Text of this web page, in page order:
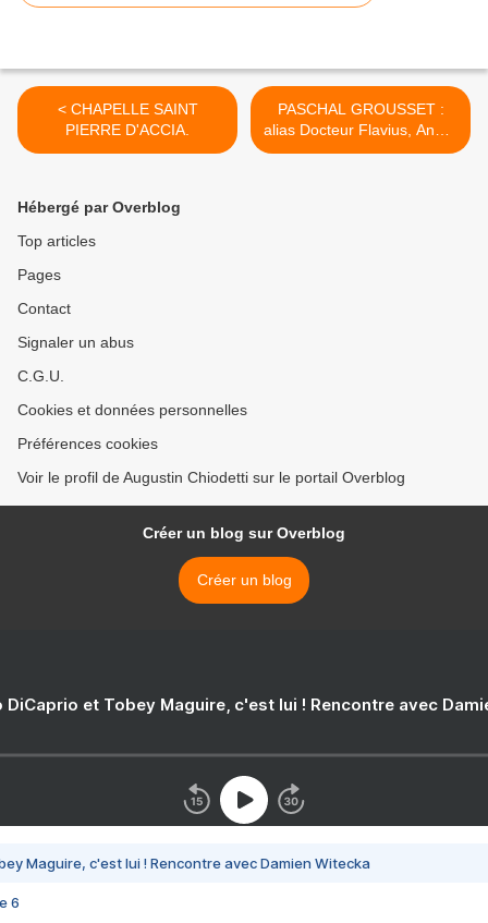
< CHAPELLE SAINT
PIERRE D'ACCIA.
PASCHAL GROUSSET :
alias Docteur Flavius, André
Laurie, Philippe Daryl,
Hébergé par Overblog
Top articles
Pages
Contact
Signaler un abus
C.G.U.
Cookies et données personnelles
Préférences cookies
Voir le profil de Augustin Chiodetti sur le portail Overblog
Créer un blog sur Overblog
Créer un blog
DiCaprio et Tobey Maguire, c'est lui ! Rencontre avec
Maguire, c'est lui ! Rencontre avec Damien Witecka
6